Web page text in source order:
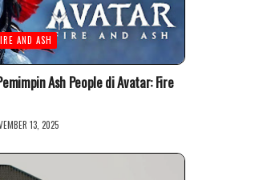
AND ASH
Ash People di Avatar: Fire
13, 2025